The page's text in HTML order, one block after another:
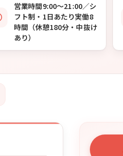
営業時間9:00〜21:00／シ
フト制・1日あたり実働8
時間（休憩180分・中抜け
あり）